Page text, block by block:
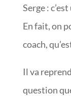
Serge :
En fait, on
coach,
Il va
question